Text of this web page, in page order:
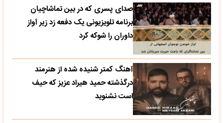
صدای پسری که در بین تماشاچیان
برنامه تلویزیونی یک دفعه زد زیر آواز
داوران را شوکه کرد
آهنگ کمتر شنیده شده از هنرمند
درگذشته حمید هیراد عزیز که حیف
است نشنوید